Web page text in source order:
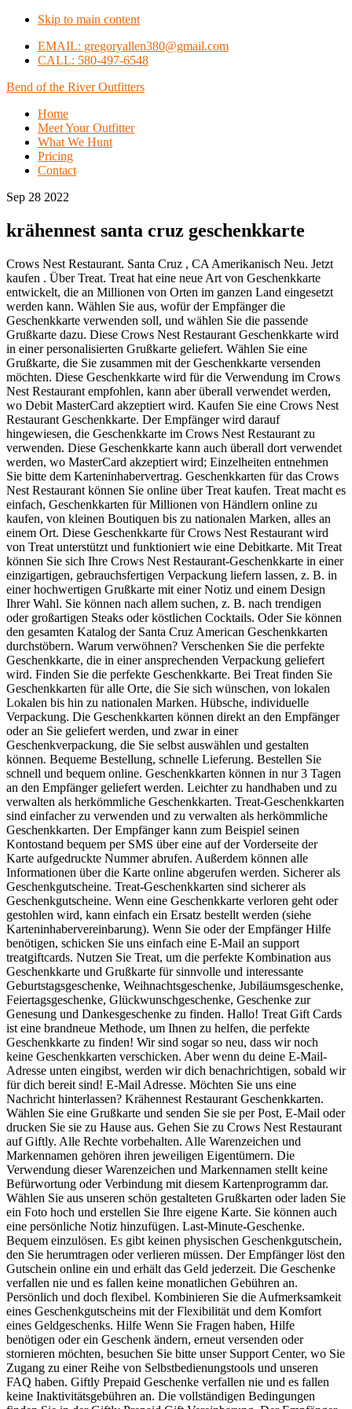
Skip to main content
EMAIL: gregoryallen380@gmail.com
CALL: 580-497-6548
Bend of the River Outfitters
Home
Meet Your Outfitter
What We Hunt
Pricing
Contact
Sep 28 2022
krähennest santa cruz geschenkkarte
Crows Nest Restaurant. Santa Cruz , CA Amerikanisch Neu. Jetzt
kaufen . Über Treat. Treat hat eine neue Art von Geschenkkarte
entwickelt, die an Millionen von Orten im ganzen Land eingesetzt
werden kann. Wählen Sie aus, wofür der Empfänger die
Geschenkkarte verwenden soll, und wählen Sie die passende
Grußkarte dazu. Diese Crows Nest Restaurant Geschenkkarte wird
in einer personalisierten Grußkarte geliefert. Wählen Sie eine
Grußkarte, die Sie zusammen mit der Geschenkkarte versenden
möchten. Diese Geschenkkarte wird für die Verwendung im Crows
Nest Restaurant empfohlen, kann aber überall verwendet werden,
wo Debit MasterCard akzeptiert wird. Kaufen Sie eine Crows Nest
Restaurant Geschenkkarte. Der Empfänger wird darauf
hingewiesen, die Geschenkkarte im Crows Nest Restaurant zu
verwenden. Diese Geschenkkarte kann auch überall dort verwendet
werden, wo MasterCard akzeptiert wird; Einzelheiten entnehmen
Sie bitte dem Karteninhabervertrag. Geschenkkarten für das Crows
Nest Restaurant können Sie online über Treat kaufen. Treat macht es
einfach, Geschenkkarten für Millionen von Händlern online zu
kaufen, von kleinen Boutiquen bis zu nationalen Marken, alles an
einem Ort. Diese Geschenkkarte für Crows Nest Restaurant wird
von Treat unterstützt und funktioniert wie eine Debitkarte. Mit Treat
können Sie sich Ihre Crows Nest Restaurant-Geschenkkarte in einer
einzigartigen, gebrauchsfertigen Verpackung liefern lassen, z. B. in
einer hochwertigen Grußkarte mit einer Notiz und einem Design
Ihrer Wahl. Sie können nach allem suchen, z. B. nach trendigen
oder großartigen Steaks oder köstlichen Cocktails. Oder Sie können
den gesamten Katalog der Santa Cruz American Geschenkkarten
durchstöbern. Warum verwöhnen? Verschenken Sie die perfekte
Geschenkkarte, die in einer ansprechenden Verpackung geliefert
wird. Finden Sie die perfekte Geschenkkarte. Bei Treat finden Sie
Geschenkkarten für alle Orte, die Sie sich wünschen, von lokalen
Lokalen bis hin zu nationalen Marken. Hübsche, individuelle
Verpackung. Die Geschenkkarten können direkt an den Empfänger
oder an Sie geliefert werden, und zwar in einer
Geschenkverpackung, die Sie selbst auswählen und gestalten
können. Bequeme Bestellung, schnelle Lieferung. Bestellen Sie
schnell und bequem online. Geschenkkarten können in nur 3 Tagen
an den Empfänger geliefert werden. Leichter zu handhaben und zu
verwalten als herkömmliche Geschenkkarten. Treat-Geschenkkarten
sind einfacher zu verwenden und zu verwalten als herkömmliche
Geschenkkarten. Der Empfänger kann zum Beispiel seinen
Kontostand bequem per SMS über eine auf der Vorderseite der
Karte aufgedruckte Nummer abrufen. Außerdem können alle
Informationen über die Karte online abgerufen werden. Sicherer als
Geschenkgutscheine. Treat-Geschenkkarten sind sicherer als
Geschenkgutscheine. Wenn eine Geschenkkarte verloren geht oder
gestohlen wird, kann einfach ein Ersatz bestellt werden (siehe
Karteninhabervereinbarung). Wenn Sie oder der Empfänger Hilfe
benötigen, schicken Sie uns einfach eine E-Mail an support
treatgiftcards. Nutzen Sie Treat, um die perfekte Kombination aus
Geschenkkarte und Grußkarte für sinnvolle und interessante
Geburtstagsgeschenke, Weihnachtsgeschenke, Jubiläumsgeschenke,
Feiertagsgeschenke, Glückwunschgeschenke, Geschenke zur
Genesung und Dankesgeschenke zu finden. Hallo! Treat Gift Cards
ist eine brandneue Methode, um Ihnen zu helfen, die perfekte
Geschenkkarte zu finden! Wir sind sogar so neu, dass wir noch
keine Geschenkkarten verschicken. Aber wenn du deine E-Mail-
Adresse unten eingibst, werden wir dich benachrichtigen, sobald wir
für dich bereit sind! E-Mail Adresse. Möchten Sie uns eine
Nachricht hinterlassen? Krähennest Restaurant Geschenkkarten.
Wählen Sie eine Grußkarte und senden Sie sie per Post, E-Mail oder
drucken Sie sie zu Hause aus. Gehen Sie zu Crows Nest Restaurant
auf Giftly. Alle Rechte vorbehalten. Alle Warenzeichen und
Markennamen gehören ihren jeweiligen Eigentümern. Die
Verwendung dieser Warenzeichen und Markennamen stellt keine
Befürwortung oder Verbindung mit diesem Kartenprogramm dar.
Wählen Sie aus unseren schön gestalteten Grußkarten oder laden Sie
ein Foto hoch und erstellen Sie Ihre eigene Karte. Sie können auch
eine persönliche Notiz hinzufügen. Last-Minute-Geschenke.
Bequem einzulösen. Es gibt keinen physischen Geschenkgutschein,
den Sie herumtragen oder verlieren müssen. Der Empfänger löst den
Gutschein online ein und erhält das Geld jederzeit. Die Geschenke
verfallen nie und es fallen keine monatlichen Gebühren an.
Persönlich und doch flexibel. Kombinieren Sie die Aufmerksamkeit
eines Geschenkgutscheins mit der Flexibilität und dem Komfort
eines Geldgeschenks. Hilfe Wenn Sie Fragen haben, Hilfe
benötigen oder ein Geschenk ändern, erneut versenden oder
stornieren möchten, besuchen Sie bitte unser Support Center, wo Sie
Zugang zu einer Reihe von Selbstbedienungstools und unseren
FAQ haben. Giftly Prepaid Geschenke verfallen nie und es fallen
keine Inaktivitätsgebühren an. Die vollständigen Bedingungen